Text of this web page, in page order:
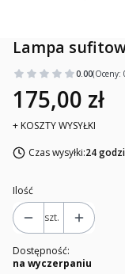
Lampa
0.00(Oceny:
175,00 zł
+ KOSZTY WYSYŁKI
Czas wysyłki:24
Ilość
szt.
Dostępność:
na wyczerpaniu